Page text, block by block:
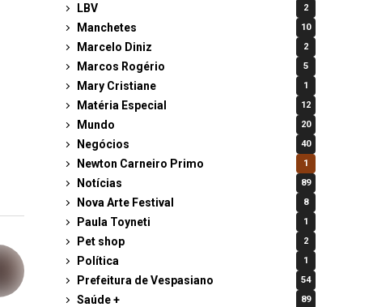
LBV 2
Manchetes 10
Marcelo Diniz 2
Marcos Rogério 5
Mary Cristiane 1
Matéria Especial 12
Mundo 20
Negócios 40
Newton Carneiro Primo 1
Notícias 89
Nova Arte Festival 8
Paula Toyneti 1
Pet shop 2
Política 1
Prefeitura de Vespasiano 54
Saúde + 89